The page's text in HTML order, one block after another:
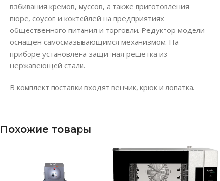
взбивания кремов, муссов, а также приготовления
пюре, соусов и коктейлей на предприятиях
общественного питания и торговли. Редуктор модели
оснащен самосмазывающимся механизмом. На
приборе установлена защитная решетка из
нержавеющей стали.
В комплект поставки входят венчик, крюк и лопатка.
Похожие товары